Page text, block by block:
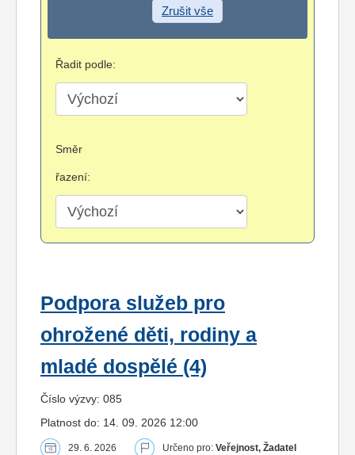
Zrušit vše
Řadit podle:
Směr
řazení:
Podpora služeb pro
ohrožené děti, rodiny a
mladé dospělé (4)
Číslo výzvy: 085
Platnost do: 14. 09. 2026 12:00
29. 6. 2026 Určeno pro: Veřejnost, Žadatel